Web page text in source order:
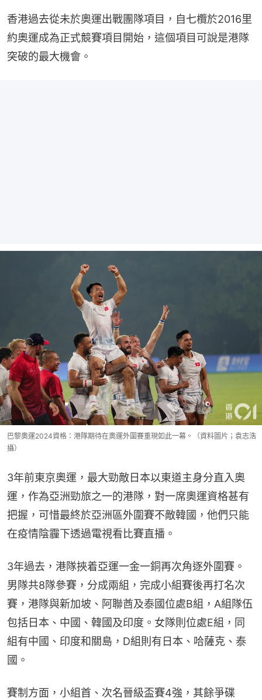
香港過去從未於奧運出戰團隊項目，自七欖於2016里
約奧運成為正式競賽項目開始，這個項目可說是港隊
突破的最大機會。
巴黎奧運2024資格：港隊期待在奧運外圍賽重現如此一幕。（資料圖片；袁志浩
攝）
3年前東京奧運，最大勁敵日本以東道主身分直入奧
運，作為亞洲勁旅之一的港隊，對一席奧運資格甚有
把握，可惜最終於亞洲區外圍賽不敵韓國，他們只能
在疫情陰霾下透過電視看比賽直播。
3年過去，港隊挾着亞運一金一銅再次角逐外圍賽。
男隊共8隊參賽，分成兩組，完成小組賽後再打名次
賽，港隊與新加坡、阿聯酋及泰國位處B組，A組隊伍
包括日本、中國、韓國及印度。女隊則位處E組，同
組有中國、印度和關島，D組則有日本、哈薩克、泰
國。
賽制方面，小組首、次名晉級盃賽4強，其餘爭碟